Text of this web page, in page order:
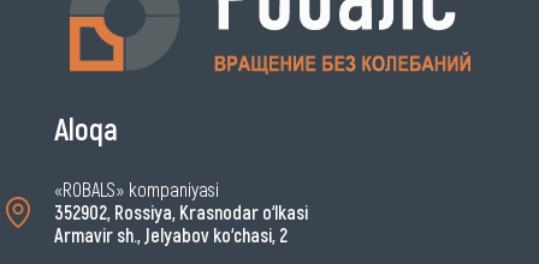
Aloqa
«ROBALS» kompaniyasi
352902, Rossiya, Krasnodar o‘lkasi
Armavir sh., Jelyabov ko‘chasi, 2